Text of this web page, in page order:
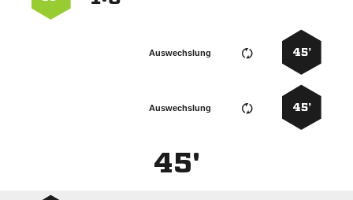
45’
Auswechslung
45’
Auswechslung
45'